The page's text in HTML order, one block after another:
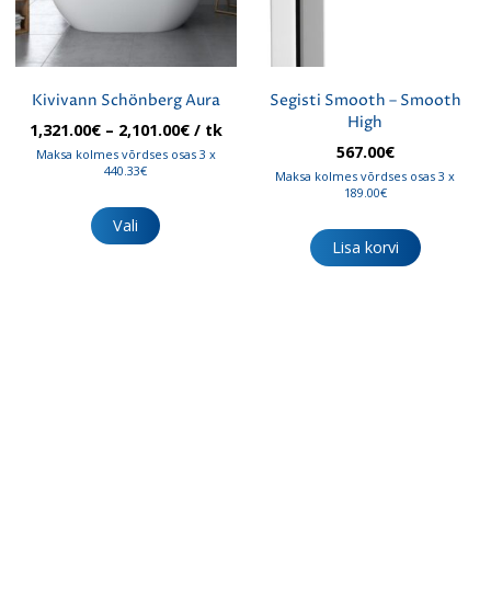
Kivivann Schönberg Aura
1,321.00€ – 2,101.00€Hinnavahemik:
1,321.00€
/ tk
Maksa kolmes võrdses osas 3 x
440.33€
Vali
tootel
Segisti Smooth – Smooth
High
567.00€
Maksa kolmes võrdses osas 3 x
189.00€
Lisa korvi